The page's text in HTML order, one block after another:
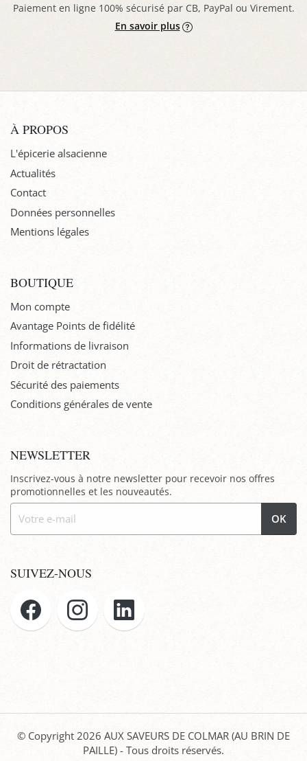
Paiement en ligne 100% sécurisé par CB, PayPal ou Virement.
En savoir plus
À PROPOS
L'épicerie alsacienne
Actualités
Contact
Données personnelles
Mentions légales
BOUTIQUE
Mon compte
Avantage Points de fidélité
Informations de livraison
Droit de rétractation
Sécurité des paiements
Conditions générales de vente
NEWSLETTER
Inscrivez-vous à notre newsletter pour recevoir nos offres
promotionnelles et les nouveautés.
OK
SUIVEZ-NOUS
© Copyright 2026 AUX SAVEURS DE COLMAR (AU BRIN DE
PAILLE) - Tous droits réservés.